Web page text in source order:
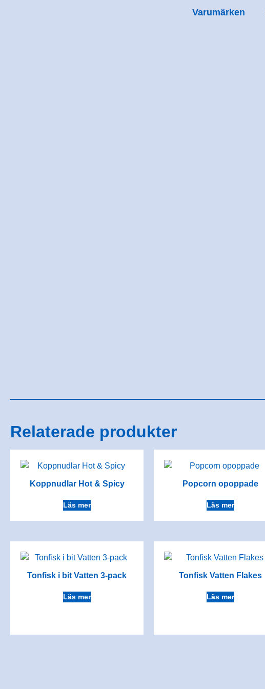
Varumärken
Relaterade produkter
Koppnudlar Hot & Spicy
Läs mer
Popcorn opoppade
Läs mer
Tonfisk i bit Vatten 3-pack
Läs mer
Tonfisk Vatten Flakes
Läs mer